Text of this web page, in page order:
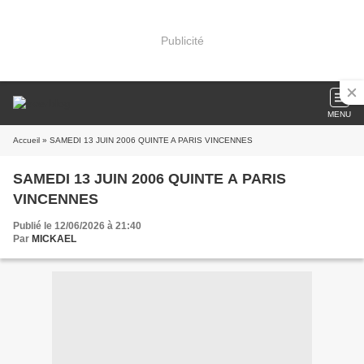
Publicité
MENU
Accueil » SAMEDI 13 JUIN 2006 QUINTE A PARIS VINCENNES
SAMEDI 13 JUIN 2006 QUINTE A PARIS
VINCENNES
Publié le 12/06/2026 à 21:40
Par MICKAEL